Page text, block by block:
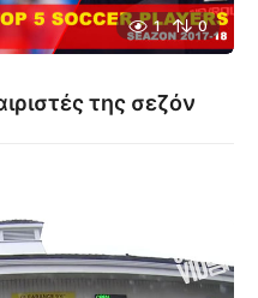
1 0
της σεζόν